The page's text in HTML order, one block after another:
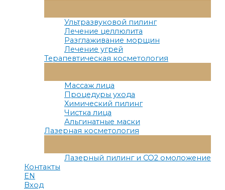
Меню
Ультразвуковой пилинг
Лечение целлюлита
Разглаживание морщин
Лечение угрей
Терапевтическая косметология
Меню
Массаж лица
Процедуры ухода
Химический пилинг
Чистка лица
Альгинатные маски
Лазерная косметология
Меню
Лазерный пилинг и СО2 омоложение
Контакты
EN
Вход